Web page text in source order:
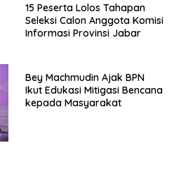
15 Peserta Lolos Tahapan
Seleksi Calon Anggota Komisi
Informasi Provinsi Jabar
Bey Machmudin Ajak BPN
Ikut Edukasi Mitigasi Bencana
kepada Masyarakat